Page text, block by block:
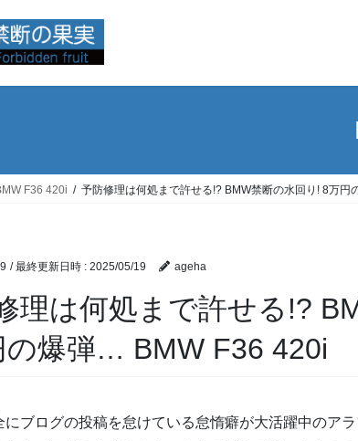
F36 420i 予防修理は何処まで許せる!? BMW禁断の水回り! 8万
/ 最終更新日時 : 2025/05/19 ageha
理は何処まで許せる!?
の爆弾… BMW F36 420i
にブログの投稿を怠けている怠惰癖が大活躍中のア